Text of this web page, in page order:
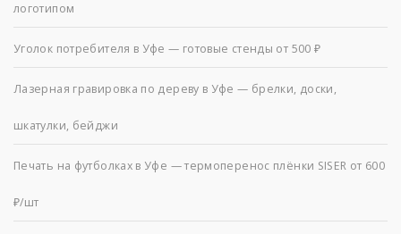
логотипом
Уголок потребителя в Уфе — готовые стенды от 500 ₽
Лазерная гравировка по дереву в Уфе — брелки, доски,
шкатулки, бейджи
Печать на футболках в Уфе — термоперенос плёнки SISER от 600
₽/шт